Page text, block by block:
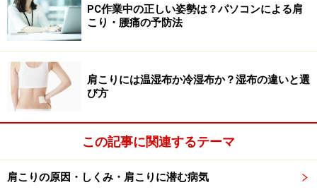
生活のリズムを整える他にも生活環境は大切です。
セロトニン不足で起きる症状
セロトニン不足でイライラ
PC作業中の正しい姿勢は？パソコンによる肩
こり・腰痛の予防法
肩こりには温湿布か冷湿布か？湿布の違いと選
び方
この記事に関連するテーマ
肩こりの原因・しくみ・肩こりに潜む病気